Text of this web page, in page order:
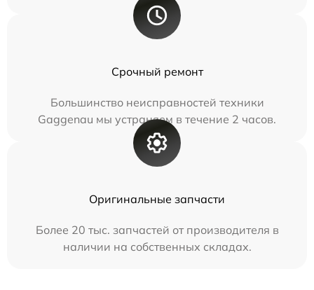
Срочный ремонт
Большинство неисправностей техники
Gaggenau мы устраняем в течение 2 часов.
Оригинальные запчасти
Более 20 тыс. запчастей от производителя в
наличии на собственных складах.